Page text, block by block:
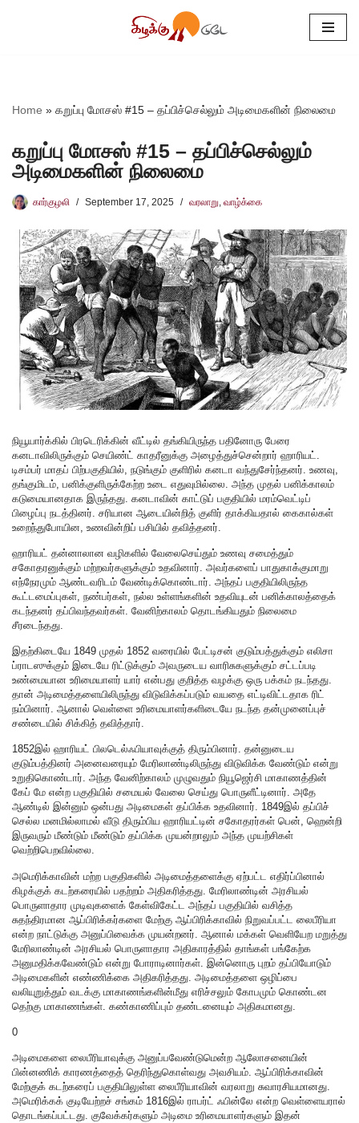
Home » கறுப்பு மோசஸ் #15 – தப்பிச்செல்லும் அடிமைகளின் நிலைமை
கறுப்பு மோசஸ் #15 – தப்பிச்செல்லும்
அடிமைகளின் நிலைமை
கார்குழலி September 17, 2025 வரலாறு வாழ்க்கை
நியூயார்க்கில் பிரடெரிக்கின் வீட்டில் தங்கியிருந்த பதினோரு பேரை
கனடாவிலிருக்கும் செயிண்ட் காதரீனுக்கு அழைத்துச்சென்றார் ஹாரியட்.
டிசம்பர் மாதப் பிற்பகுதியில், நடுங்கும் குளிரில் கனடா வந்துசேர்ந்தனர். உணவு,
தங்குமிடம், பனிக்குளிருக்கேற்ற உடை எதுவுமில்லை. அந்த முதல் பனிக்காலம்
கடுமையானதாக இருந்தது. கனடாவின் காட்டுப் பகுதியில் மரம்வெட்டிப்
பிழைப்பு நடத்தினர். சரியான ஆடையின்றித் குளிர் தாக்கியதால் கைகால்கள்
உறைந்துபோயின, உணவின்றிப் பசியில் தவித்தனர்.
ஹாரியட் தன்னாலான வழிகளில் வேலைசெய்தும் உணவு சமைத்தும்
சகோதரனுக்கும் மற்றவர்களுக்கும் உதவினார். அவர்களைப் பாதுகாக்குமாறு
எந்நேரமும் ஆண்டவரிடம் வேண்டிக்கொண்டார். அந்தப் பகுதியிலிருந்த
கூட்டமைப்புகள், நண்பர்கள், நல்ல உள்ளங்களின் உதவியுடன் பனிக்காலத்தைக்
கடந்தனர் தப்பிவந்தவர்கள். வேனிற்காலம் தொடங்கியதும் நிலைமை
சீரடைந்தது.
இதற்கிடையே 1849 முதல் 1852 வரையில் பேட்டிசன் குடும்பத்துக்கும் எலிசா
ப்ராடஸுக்கும் இடையே ரிட்டுக்கும் அவருடைய வாரிசுகளுக்கும் சட்டப்படி
உண்மையான உரிமையாளர் யார் என்பது குறித்த வழக்கு ஒரு பக்கம் நடந்தது.
தான் அடிமைத்தளையிலிருந்து விடுவிக்கப்படும் வயதை எட்டிவிட்டதாக ரிட்
நம்பினார். ஆனால் வெள்ளை உரிமையாளர்களிடையே நடந்த தன்முனைப்புச்
சண்டையில் சிக்கித் தவித்தார்.
1852இல் ஹாரியட் பிலடெல்ஃபியாவுக்குத் திரும்பினார். தன்னுடைய
குடும்பத்தினர் அனைவரையும் மேரிலாண்டிலிருந்து விடுவிக்க வேண்டும் என்று
உறுதிகொண்டார். அந்த வேனிற்காலம் முழுவதும் நியூஜெர்சி மாகாணத்தின்
கேப் மே என்ற பகுதியில் சமையல் வேலை செய்து பொருளீட்டினார். அதே
ஆண்டில் இன்னும் ஒன்பது அடிமைகள் தப்பிக்க உதவினார். 1849இல் தப்பிச்
செல்ல மனமில்லாமல் வீடு திரும்பிய ஹாரியட்டின் சகோதரர்கள் பென், ஹென்றி
இருவரும் மீண்டும் மீண்டும் தப்பிக்க முயன்றாலும் அந்த முயற்சிகள்
வெற்றிபெறவில்லை.
அமெரிக்காவின் மற்ற பகுதிகளில் அடிமைத்தளைக்கு ஏற்பட்ட எதிர்ப்பினால்
கிழக்குக் கடற்கரையில் பதற்றம் அதிகரித்தது. மேரிலாண்டின் அரசியல்
பொருளாதார முடிவுகளைக் கேள்விகேட்ட அந்தப் பகுதியில் வசித்த
சுதந்திரமான ஆப்பிரிக்கர்களை மேற்கு ஆப்பிரிக்காவில் நிறுவப்பட்ட லைபீரியா
என்ற நாட்டுக்கு அனுப்பிவைக்க முயன்றனர். ஆனால் மக்கள் வெளியேற மறுத்து
மேரிலாண்டின் அரசியல் பொருளாதார அதிகாரத்தில் தாங்கள் பங்கேற்க
அனுமதிக்கவேண்டும் என்று போராடினார்கள். இன்னொரு புறம் தப்பியோடும்
அடிமைகளின் எண்ணிக்கை அதிகரித்தது. அடிமைத்தளை ஒழிப்பை
வலியுறுத்தும் வடக்கு மாகாணங்களின்மீது எரிச்சலும் கோபமும் கொண்டன
தெற்கு மாகாணங்கள். கண்காணிப்பும் தண்டனையும் அதிகமானது.
0
அடிமைகளை லைபீரியாவுக்கு அனுப்பவேண்டுமென்ற ஆலோசனையின்
பின்னணிக் காரணத்தைத் தெரிந்துகொள்வது அவசியம். ஆப்பிரிக்காவின்
மேற்குக் கடற்கரைப் பகுதியிலுள்ள லைபீரியாவின் வரலாறு சுவாரசியமானது.
அமெரிக்கக் குடியேற்றச் சங்கம் 1816இல் ராபர்ட் ஃபின்லே என்ற வெள்ளையரால்
தொடங்கப்பட்டது. குவேக்கர்களும் அடிமை உரிமையாளர்களும் இதன்